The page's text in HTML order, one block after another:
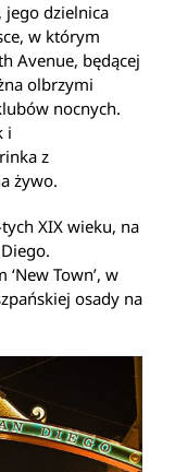
jego dzielnica
w którym
Avenue, będącej
olbrzymi
nocnych.
i
z
żywo.
XIX wieku, na
Town’, w
osady na